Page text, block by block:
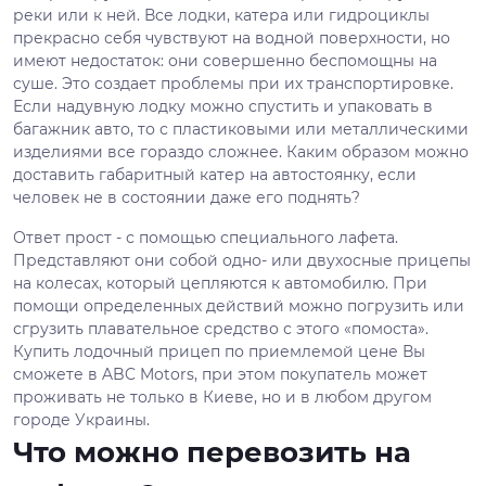
реки или к ней. Все лодки, катера или гидроциклы
прекрасно себя чувствуют на водной поверхности, но
имеют недостаток: они совершенно беспомощны на
суше. Это создает проблемы при их транспортировке.
Если надувную лодку можно спустить и упаковать в
багажник авто, то с пластиковыми или металлическими
изделиями все гораздо сложнее. Каким образом можно
доставить габаритный катер на автостоянку, если
человек не в состоянии даже его поднять?
Ответ прост - с помощью специального лафета.
Представляют они собой одно- или двухосные прицепы
на колесах, который цепляются к автомобилю. При
помощи определенных действий можно погрузить или
сгрузить плавательное средство с этого «помоста».
Купить лодочный прицеп по приемлемой цене Вы
сможете в ABC Motors, при этом покупатель может
проживать не только в Киеве, но и в любом другом
городе Украины.
Что можно перевозить на